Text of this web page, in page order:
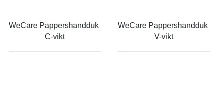
WeCare Pappershandduk
C-vikt
WeCare Pappershandduk
V-vikt